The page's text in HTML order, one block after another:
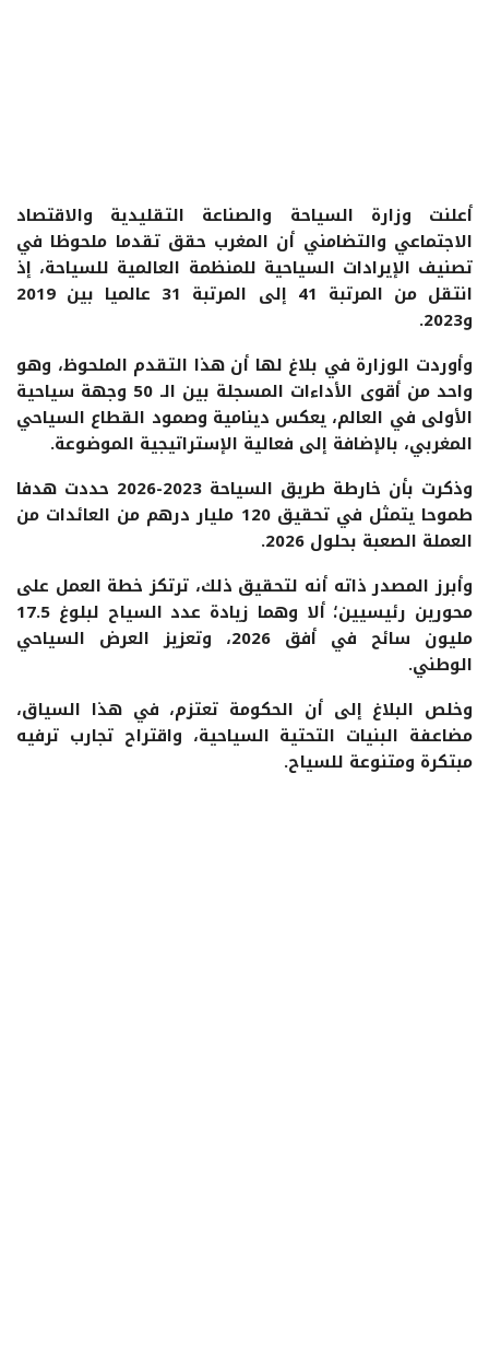
أعلنت وزارة السياحة والصناعة التقليدية والاقتصاد
الاجتماعي والتضامني أن المغرب حقق تقدما ملحوظا في
تصنيف الإيرادات السياحية للمنظمة العالمية للسياحة، إذ
انتقل من المرتبة 41 إلى المرتبة 31 عالميا بين 2019
و2023.
وأوردت الوزارة في بلاغ لها أن هذا التقدم الملحوظ، وهو
واحد من أقوى الأداءات المسجلة بين الـ 50 وجهة سياحية
الأولى في العالم، يعكس دينامية وصمود القطاع السياحي
المغربي، بالإضافة إلى فعالية الإستراتيجية الموضوعة.
وذكرت بأن خارطة طريق السياحة 2023-2026 حددت هدفا
طموحا يتمثل في تحقيق 120 مليار درهم من العائدات من
العملة الصعبة بحلول 2026.
وأبرز المصدر ذاته أنه لتحقيق ذلك، ترتكز خطة العمل على
محورين رئيسيين؛ ألا وهما زيادة عدد السياح لبلوغ 17.5
مليون سائح في أفق 2026، وتعزيز العرض السياحي
الوطني.
وخلص البلاغ إلى أن الحكومة تعتزم، في هذا السياق،
مضاعفة البنيات التحتية السياحية، واقتراح تجارب ترفيه
مبتكرة ومتنوعة للسياح.